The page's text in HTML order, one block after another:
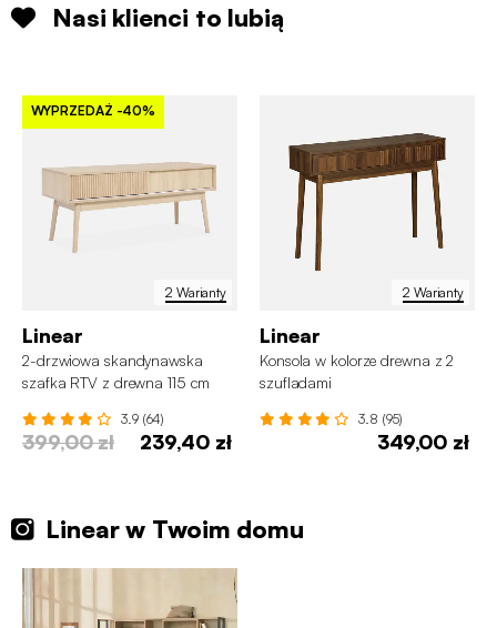
Nasi klienci to lubią
2 Warianty
WYPRZEDAŻ -40%
Linear
2-drzwiowa skandynawska
szafka RTV z drewna 115 cm
3.9 (64)
399,00 zł 239,40 zł
2 Warianty
Linear
Konsola w kolorze drewna z 2
szufladami
3.8 (95)
349,00 zł
Linear w Twoim domu